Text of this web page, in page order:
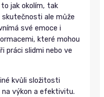
jak okolím, tak
ale může
své emoce i
které mohou
práci slidmi nebo ve
kvůli složitosti
na výkon a efektivitu.